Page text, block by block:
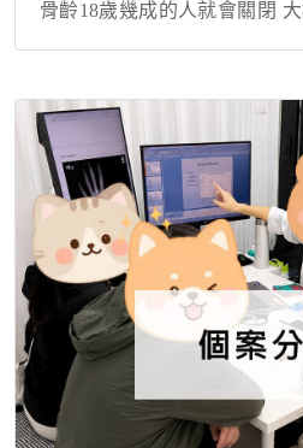
骨齡18歲幾成的人就會關閉